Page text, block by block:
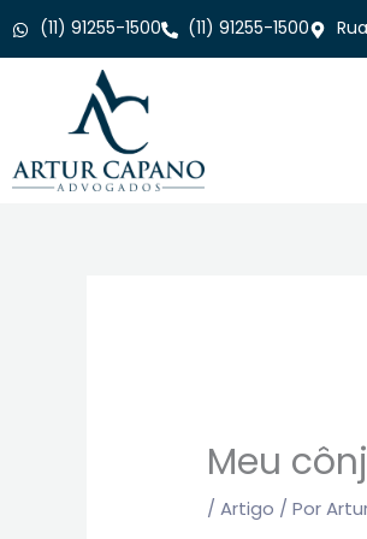
conteúdo
(11) 91255-1500 (11) 91255-1500
Meu
/Artigo / Por